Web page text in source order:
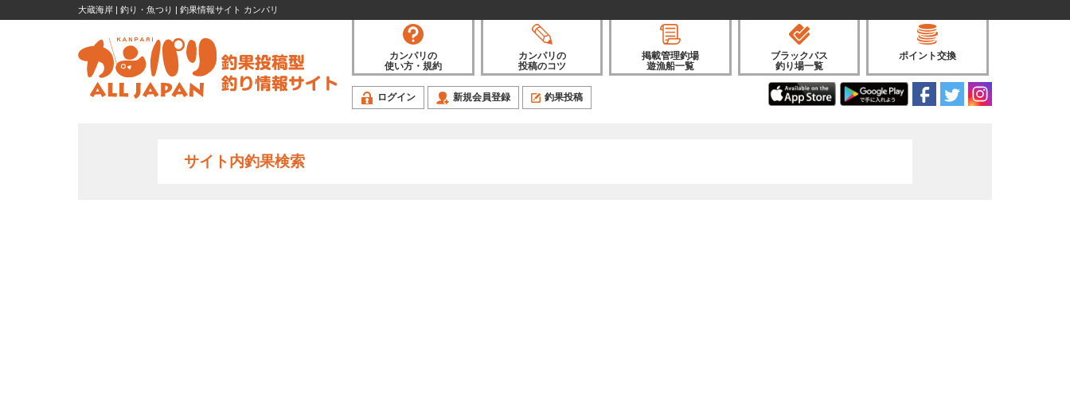
大蔵海岸 | 釣り・魚つり | 釣果情報サイト カンパリ
カンパリの
使い方・規約
カンパリの
投稿のコツ
掲載管理釣場
遊漁船一覧
ブラックバス
釣り場一覧
ポイント交換
ログイン 新規会員登録 釣果投稿
サイト内釣果検索